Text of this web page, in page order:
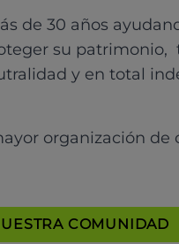
de 30 años
su
y en total
organización de
COMUNIDAD